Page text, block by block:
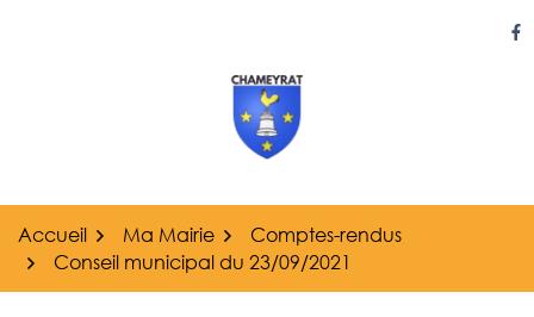
Accueil Ma Mairie
Comptes-rendus
Conseil municipal du 23/09/2021